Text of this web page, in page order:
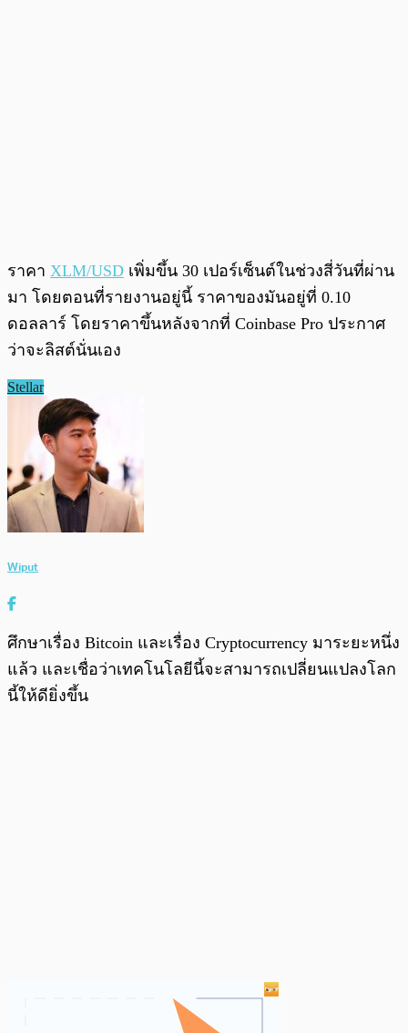
ราคา XLM/USD เพิ่มขึ้น 30 เปอร์เซ็นต์ในช่วงสี่วันที่ผ่าน
มา โดยตอนที่รายงานอยู่นี้ ราคาของมันอยู่ที่ 0.10
ดอลลาร์ โดยราคาขึ้นหลังจากที่ Coinbase Pro ประกาศ
ว่าจะลิสต์นั่นเอง
Stellar
Wiput
ศึกษาเรื่อง Bitcoin และเรื่อง Cryptocurrency มาระยะหนึ่ง
แล้ว และเชื่อว่าเทคโนโลยีนี้จะสามารถเปลี่ยนแปลงโลก
นี้ให้ดียิ่งขึ้น